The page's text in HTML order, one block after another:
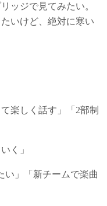
ッジで見てみたい。
いけど、絶対に寒い
楽しく話す」「2部制
く」
い」「新チームで楽曲